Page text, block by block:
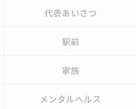
代表あいさつ
駅前
家族
メンタルヘルス